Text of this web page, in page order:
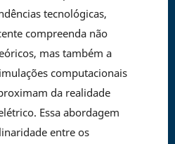
tecnológicas,
compreenda não
mas também a
computacionais
da realidade
Essa abordagem
entre os